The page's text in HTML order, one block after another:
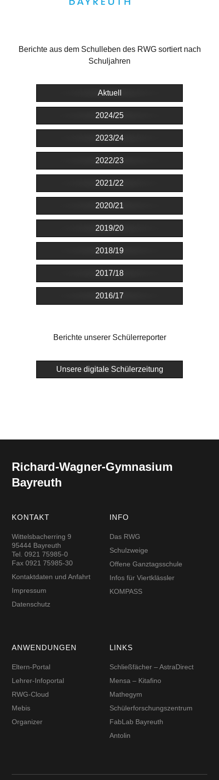
Berichte aus dem Schulleben des RWG sortiert nach
Schuljahren
Aktuell
2024/25
2023/24
2022/23
2021/22
2020/21
2019/20
2018/19
2017/18
2016/17
Berichte unserer Schülerreporter
Unsere digitale Schülerzeitung
Richard-​​Wagner-​​Gymnasium
Bayreuth
KONTAKT
Wittelsbacherring 9
95444 Bayreuth
Tel. 0921 75985-0
Fax 0921 75985-30
Kontaktdaten und Anfahrt
Impressum
Datenschutz
INFO
Das RWG
Schulzweige
Offene Ganztagsschule
Infos für Viertklässler
KOMPASS
ANWENDUNGEN
Eltern-Portal
Lehrer-Infoportal
RWG-Cloud
Mebis
Organizer
LINKS
Schließfächer – AstraDirect
Mensa – Kitafino
Mathegym
Schüler­for­schungs­zentrum
FabLab Bayreuth
Antolin